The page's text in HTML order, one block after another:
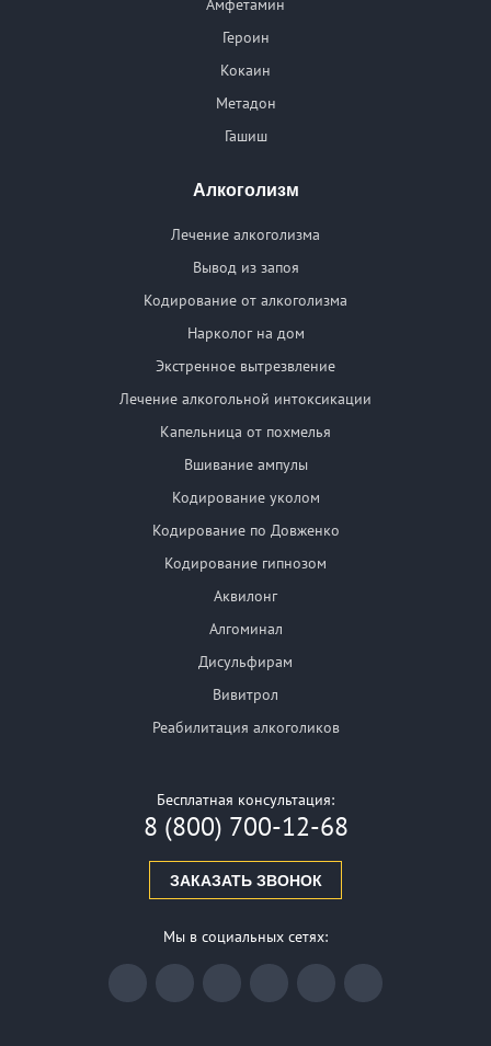
Амфетамин
Героин
Кокаин
Метадон
Гашиш
Алкоголизм
Лечение алкоголизма
Вывод из запоя
Кодирование от алкоголизма
Нарколог на дом
Экстренное вытрезвление
Лечение алкогольной интоксикации
Капельница от похмелья
Вшивание ампулы
Кодирование уколом
Кодирование по Довженко
Кодирование гипнозом
Аквилонг
Алгоминал
Дисульфирам
Вивитрол
Реабилитация алкоголиков
Бесплатная консультация:
8 (800) 700-12-68
ЗАКАЗАТЬ ЗВОНОК
Мы в социальных сетях: